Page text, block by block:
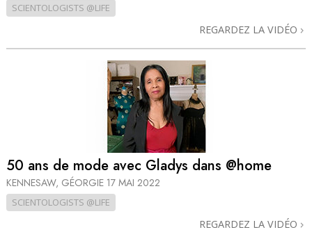
SCIENTOLOGISTS @LIFE
REGARDEZ LA VIDÉO
50 ans de mode avec Gladys dans @home
KENNESAW, GÉORGIE 17 MAI 2022
SCIENTOLOGISTS @LIFE
REGARDEZ LA VIDÉO